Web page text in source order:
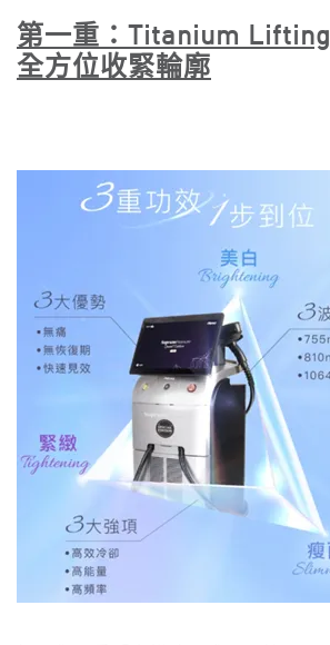
第一重： Titanium Lifting
全方位收緊輪廓